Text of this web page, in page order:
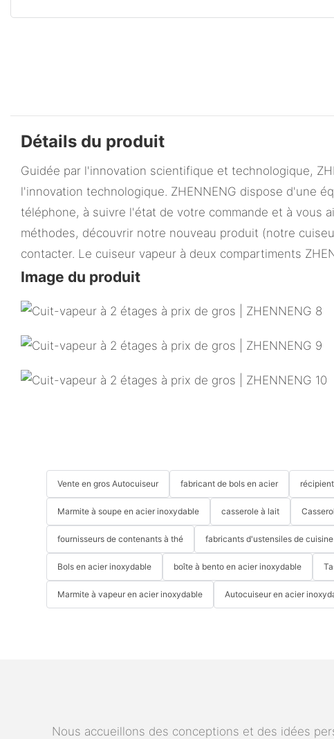
Détails du produit
Guidée par l'innovation scientifique et technologique,
l'innovation technologique. ZHENNENG dispose d'une
téléphone, à suivre l'état de votre commande et à vous
méthodes, découvrir notre nouveau produit (notre
contacter. Le cuiseur vapeur à deux compartiments
Image du produit
Vente en gros Autocuiseur fabricant de bols en acier
Marmite à soupe en acier inoxydable casserole à lait
fournisseurs de contenants à thé fabricants d'ustensiles de
Bols en acier inoxydable boîte à bento en acier inoxydable
Marmite à vapeur en acier inoxydable Autocuiseur en acier
Nous accueillons des conceptions et des idées